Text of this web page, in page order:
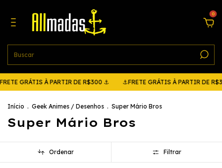
0
GRÁTIS À PARTIR DE R$300 ⚓ ⚓FRETE GRÁTIS À PARTIR DE
Início . Geek Animes / Desenhos . Super Mário Bros
Super Mário Bros
Ordenar Filtrar